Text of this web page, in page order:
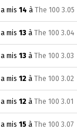
a mis 14 à The 100 3.05
a mis 13 à The 100 3.04
a mis 13 à The 100 3.03
a mis 12 à The 100 3.02
a mis 12 à The 100 3.01
a mis 15 à The 100 3.07